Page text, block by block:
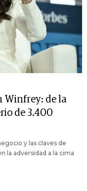
Winfrey: de la
de 3.400
y las claves de
la adversidad a la cima